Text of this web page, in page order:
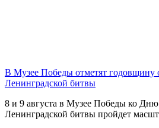
В Музее Победы отметят годовщину
Ленинградской битвы
8 и 9 августа в Музее Победы ко
Ленинградской битвы пройдет